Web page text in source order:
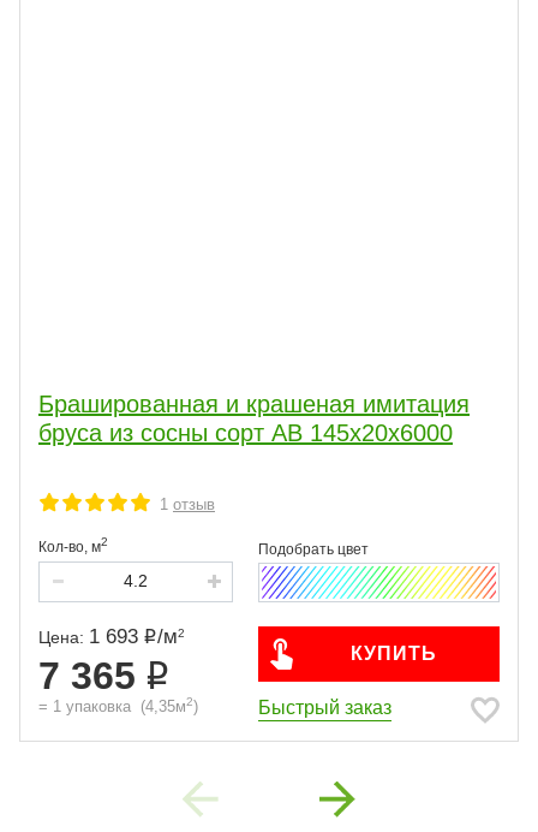
Брашированная и крашеная имитация
бруса из сосны сорт АВ 145x20x6000
1 отзыв
Кол-во, м2
Цена: 1 693 /м2
7 365
= 1 упаковка (4,35м2)
КУПИТЬ
Быстрый заказ
Previous Next